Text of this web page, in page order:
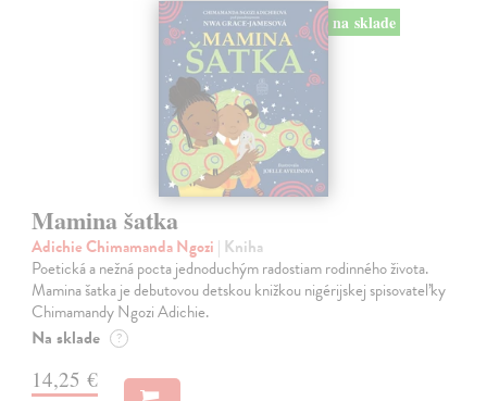
na sklade
Mamina šatka
Adichie Chimamanda Ngozi | Kniha
Poetická a nežná pocta jednoduchým radostiam rodinného života.
Mamina šatka je debutovou detskou knižkou nigérijskej spisovateľky
Chimamandy Ngozi Adichie.
Na sklade ?
14,25 €